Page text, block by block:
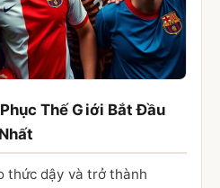
Thế Giới Bắt Đầu
thức dậy và trở thành